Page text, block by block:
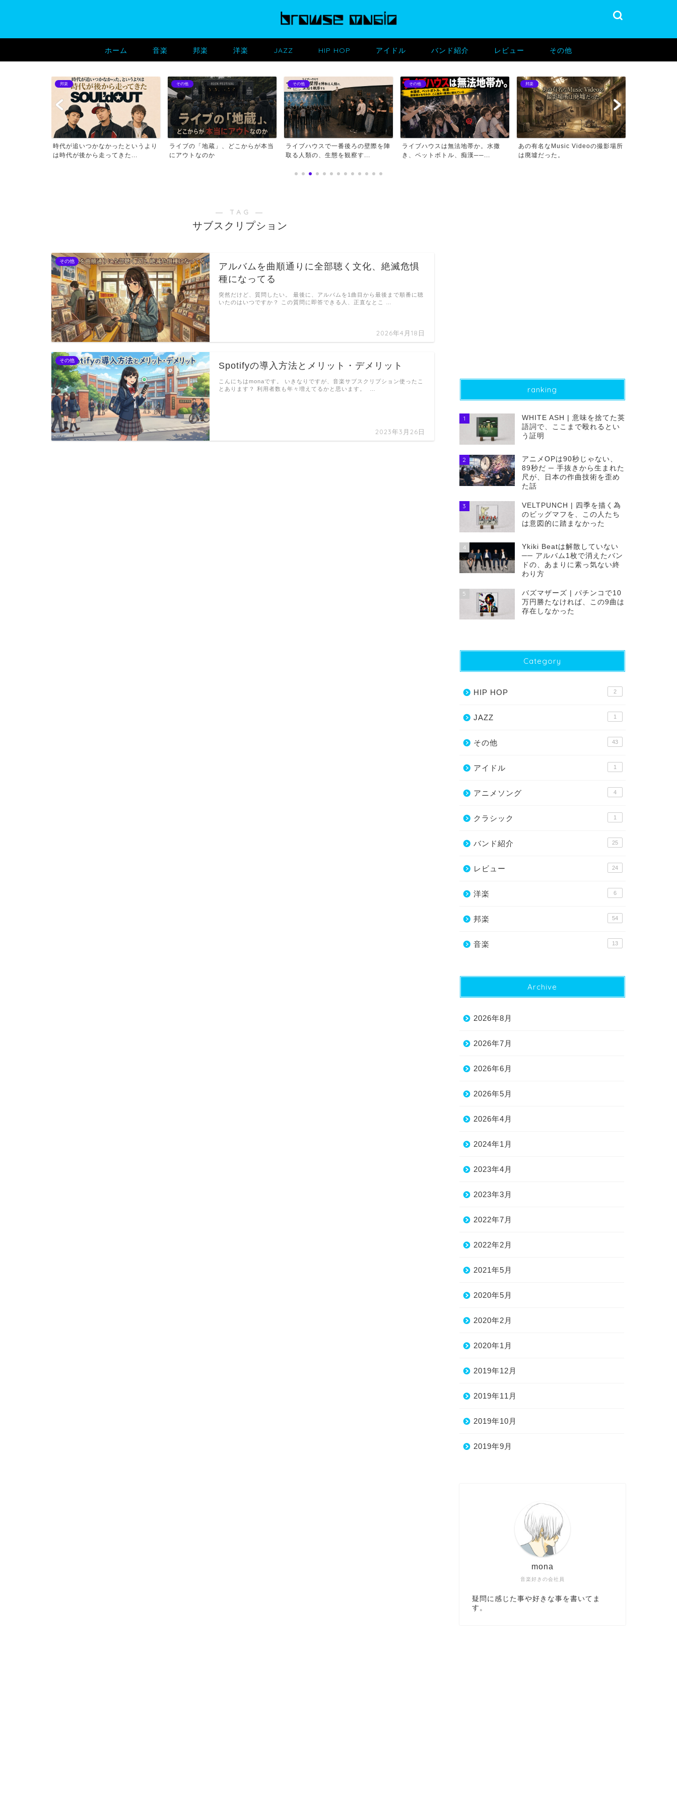
ホーム 音楽 邦楽 洋楽 JAZZ HIP HOP アイドル バンド紹介 レビュー その他
邦楽
時代が追いつかなかったというより
は時代が後から走ってきた...
その他
ライブの「地蔵」、どこからが本当
にアウトなのか
その他
ライブハウスで一番後ろの壁際を陣
取る人類の、生態を観察す...
その他
ライブハウスは無法地帯か。水撒
き、ペットボトル、痴漢──...
邦楽
あの有名なMusic Videoの撮影場所
は廃墟だった。
― TAG ―
サブスクリプション
その他
アルバムを曲順通りに全部聴く文化、絶滅危惧
種になってる
2026年4月18日
突然だけど、質問したい。 最後に、アルバムを1曲目から最後まで順番に聴
いたのはいつですか？ この質問に即答できる人、正直なとこ …
その他
Spotifyの導入方法とメリット・デメリット
2023年3月26日
こんにちはmonaです。 いきなりですが、音楽サブスクリプション使ったこ
とあります？ 利用者数も年々増えてるかと思います。 …
ranking
1
WHITE ASH | 意味を捨てた英
語詞で、ここまで殴れるとい
う証明
2
アニメOPは90秒じゃない、
89秒だ ─ 手抜きから生まれた
尺が、日本の作曲技術を歪め
た話
3
VELTPUNCH | 四季を描く為
のビッグマフを、この人たち
は意図的に踏まなかった
4
Ykiki Beatは解散していない
── アルバム1枚で消えたバン
ドの、あまりに素っ気ない終
わり方
5
バズマザーズ | パチンコで10
万円勝たなければ、この9曲は
存在しなかった
Category
HIP HOP 2
JAZZ 1
その他 43
アイドル 1
アニメソング 4
クラシック 1
バンド紹介 25
レビュー 24
洋楽 6
邦楽 54
音楽 13
Archive
2026年8月
2026年7月
2026年6月
2026年5月
2026年4月
2024年1月
2023年4月
2023年3月
2022年7月
2022年2月
2021年5月
2020年5月
2020年2月
2020年1月
2019年12月
2019年11月
2019年10月
2019年9月
音楽好きの会社員
mona
疑問に感じた事や好きな事を書いてま
す。